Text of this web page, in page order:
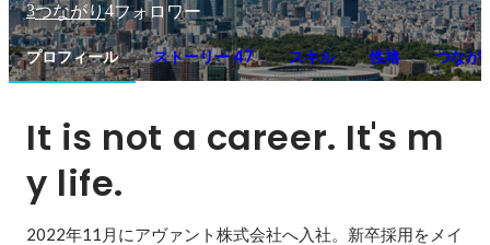
3つながり4フォロワー
プロフィール ストーリー 47 スキル 性格 つなが
It is not a career. It's m
y life.
2022年11月にアヴァント株式会社へ入社。新卒採用をメイ